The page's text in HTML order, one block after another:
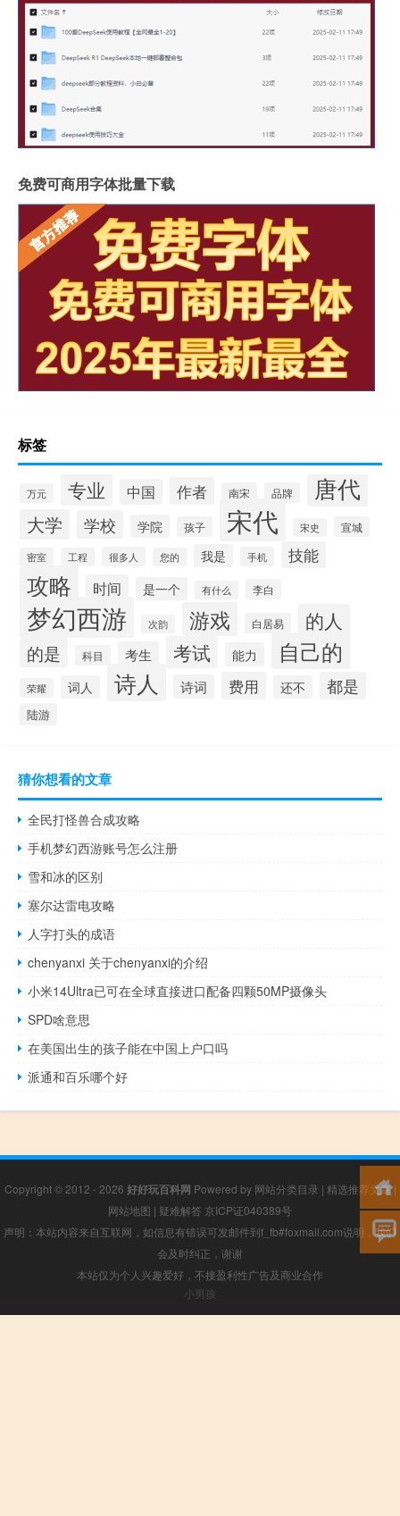
免费可商用字体批量下载
标签
万元 专业 中国 作者 南宋 品牌 唐代
大学 学校 学院 孩子 宋代 宋史 宣城
密室 工程 很多人 您的 我是 手机 技能
攻略 时间 是一个 有什么 李白
梦幻西游 次韵 游戏 白居易 的人
的是 科目 考生 考试 能力 自己的
荣耀 词人 诗人 诗词 费用 还不 都是
陆游
猜你想看的文章
全民打怪兽合成攻略
手机梦幻西游账号怎么注册
雪和冰的区别
塞尔达雷电攻略
人字打头的成语
chenyanxi 关于chenyanxi的介绍
小米14Ultra已可在全球直接进口配备四颗50MP摄像头
SPD啥意思
在美国出生的孩子能在中国上户口吗
派通和百乐哪个好
Copyright © 2012 - 2026 好好玩百科网 Powered by 网站分类目录 | 精选推荐文章|
网站地图 | 疑难解答 京ICP证040389号
声明：本站内容来自互联网，如信息有错误可发邮件到f_fb#foxmail.com说明，我们
会及时纠正，谢谢
本站仅为个人兴趣爱好，不接盈利性广告及商业合作
小男孩